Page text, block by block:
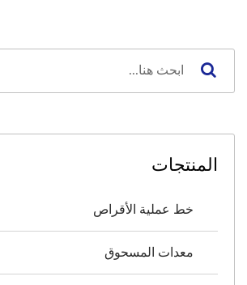
المنتجات
خط عملية الأقراص
معدات المسحوق